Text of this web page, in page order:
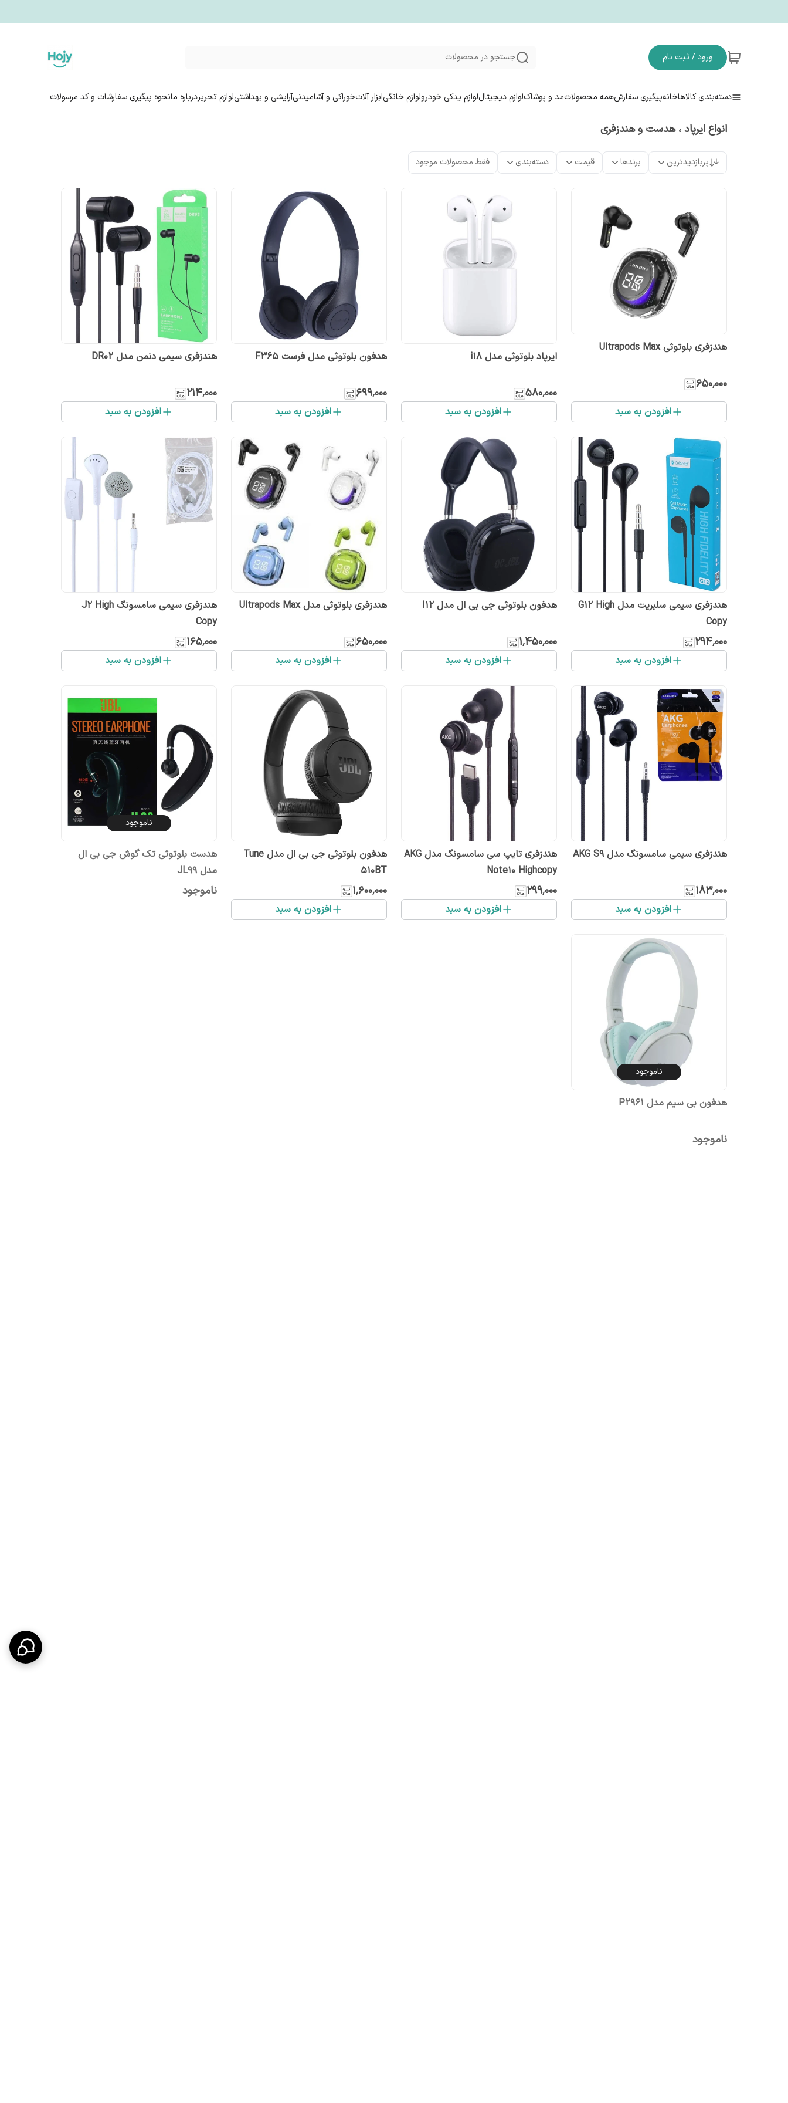
ورود / ثبت نام جستجو در محصولات
دسته‌بندی کالاهاخانهپیگیری سفارشهمه محصولاتمد و پوشاکلوازم دیجیتاللوازم یدکی خودرولوازم خانگیابزار آلاتخوراکی و آشامیدنیآرایشی و بهداشتیلوازم تحریردرباره مانحوه پیگیری سفارشات و کد مرسولات
انواع ایرپاد ، هدست و هندزفری
پربازدیدترین برندها قیمت دسته‌بندی فقط محصولات موجود
هندزفری بلوتوثی Ultrapods Max
۶۵۰٬۰۰۰
افزودن به سبد
ایرپاد بلوتوثی مدل i18
۵۸۰٬۰۰۰
افزودن به سبد
هدفون بلوتوثی مدل فرست F365
۶۹۹٬۰۰۰
افزودن به سبد
هندزفری سیمی دنمن مدل DR02
۲۱۴٬۰۰۰
افزودن به سبد
هندزفری سیمی سلبریت مدل G12 High
Copy
۲۹۴٬۰۰۰
افزودن به سبد
هدفون بلوتوثی جی بی ال مدل I12
۱٬۴۵۰٬۰۰۰
افزودن به سبد
هندزفری بلوتوثی مدل Ultrapods Max
۶۵۰٬۰۰۰
افزودن به سبد
هندزفری سیمی سامسونگ J2 High
Copy
۱۶۵٬۰۰۰
افزودن به سبد
هندزفری سیمی سامسونگ مدل AKG S9
۱۸۳٬۰۰۰
افزودن به سبد
هندزفری تایپ سی سامسونگ مدل AKG
Note10 Highcopy
۲۹۹٬۰۰۰
افزودن به سبد
هدفون بلوتوثی جی بی ال مدل Tune
510BT
۱٬۶۰۰٬۰۰۰
افزودن به سبد
ناموجود
هدست بلوتوثی تک گوش جی بی ال
مدل JL99
ناموجود
ناموجود
هدفون بی سیم مدل P2961
ناموجود